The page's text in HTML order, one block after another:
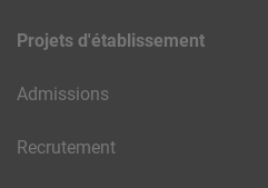
Projets d'établissement
Admissions
Recrutement